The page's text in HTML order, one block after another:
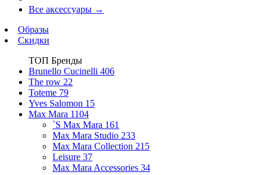
Все аксессуары →
Образы
Скидки
ТОП Бренды
Brunello Cucinelli 406
The row 22
Toteme 79
Yves Salomon 15
Max Mara 1104
`S Max Mara 161
Max Mara Studio 233
Max Mara Collection 215
Leisure 37
Max Mara Accessories 34